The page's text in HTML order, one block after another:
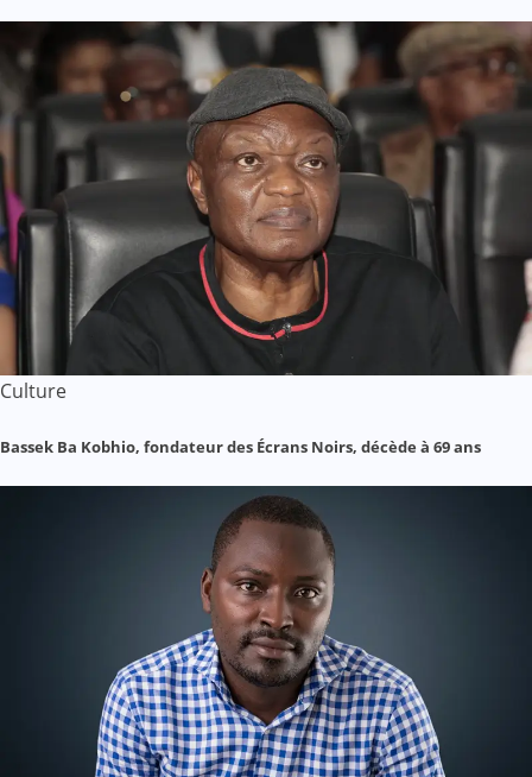
Culture
Bassek Ba Kobhio, fondateur des Écrans Noirs, décède à 69 ans